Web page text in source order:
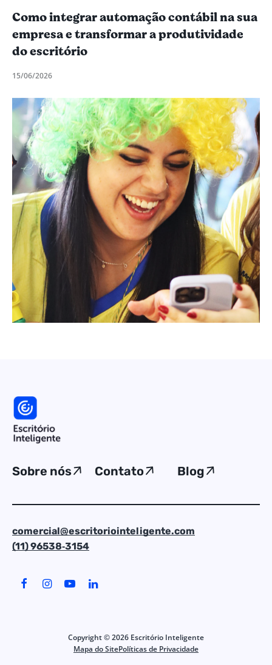
Como integrar automação contábil na sua
empresa e transformar a produtividade
do escritório
15/06/2026
Sobre nós Contato Blog
comercial@escritoriointeligente.com
(11) 96538‑3154
Copyright ©2026 Escritório Inteligente
Mapa do SitePolíticas de Privacidade